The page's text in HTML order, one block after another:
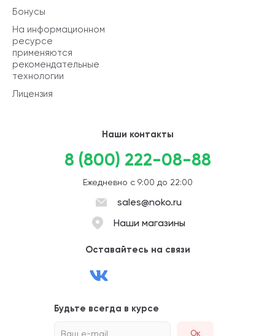
Бонусы
На информационном
ресурсе
применяются
рекомендательные
технологии
Лицензия
Наши контакты
8 (800) 222-08-88
Ежедневно с 9:00 до 22:00
sales@noko.ru
Наши магазины
Оставайтесь на связи
Будьте всегда в курсе
Ваш e-mail